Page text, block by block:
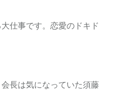
仕事です。恋愛のドキド
長は気になっていた須藤